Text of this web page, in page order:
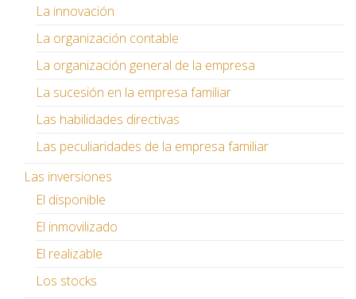
La innovación
La organización contable
La organización general de la empresa
La sucesión en la empresa familiar
Las habilidades directivas
Las peculiaridades de la empresa familiar
Las inversiones
El disponible
El inmovilizado
El realizable
Los stocks